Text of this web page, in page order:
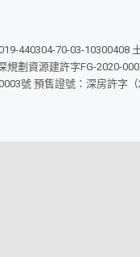
440304-70-03-10300408
規劃資源建許字FG-2020-
號 預售證號：深房許字